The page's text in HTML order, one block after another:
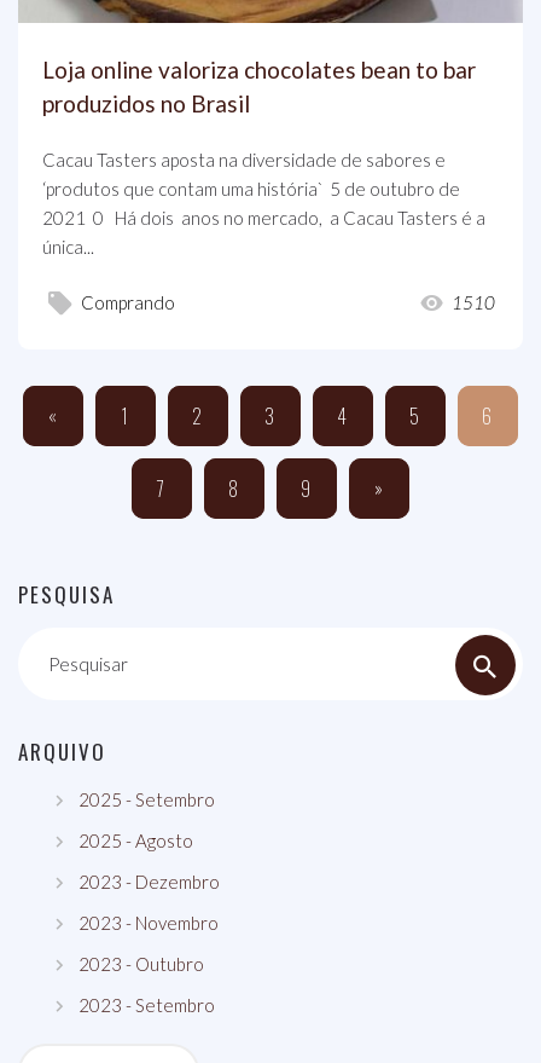
Loja online valoriza chocolates bean to bar
produzidos no Brasil
Cacau Tasters aposta na diversidade de sabores e
‘produtos que contam uma história` 5 de outubro de
2021 0 Há dois anos no mercado, a Cacau Tasters é a
única...
Comprando 1510
« 1 2 3 4 5 6
7 8 9 »
PESQUISA
Pesquisar
ARQUIVO
2025 - Setembro
2025 - Agosto
2023 - Dezembro
2023 - Novembro
2023 - Outubro
2023 - Setembro